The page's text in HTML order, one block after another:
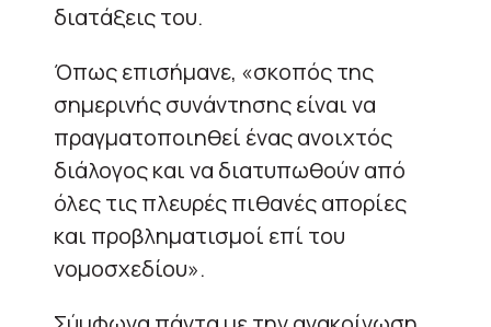
διατάξεις του.
Όπως επισήμανε, «σκοπός της
σημερινής συνάντησης είναι να
πραγματοποιηθεί ένας ανοιχτός
διάλογος και να διατυπωθούν από
όλες τις πλευρές πιθανές απορίες
και προβληματισμοί επί του
νομοσχεδίου».